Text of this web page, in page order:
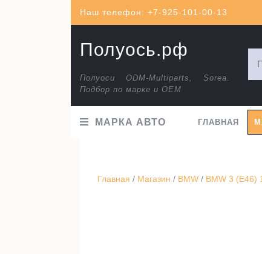
Наш телефон: +7-925-101-00-13
Полуось.рф
Полуоси ODM-Multiparts, Sorea.
Подбор по марке и ОЕМ
МАРКА АВТО ГЛАВНАЯ
Главная / Магазин / BMW / BMW 3 (E46)